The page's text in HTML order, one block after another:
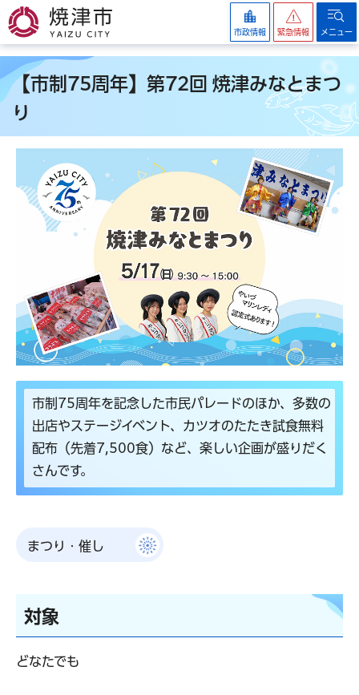
焼津市
市政情報 緊急情報 メニュー
【市制75周年】第72回 焼津みなとまつ
り
市制75周年を記念した市民パレードのほか、多数の
出店やステージイベント、カツオのたたき試食無料
配布（先着7,500食）など、楽しい企画が盛りだく
さんです。
まつり・催し
対象
どなたでも